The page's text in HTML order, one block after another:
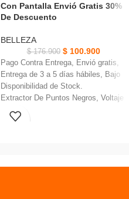
AGOT
ADO
NUEVO
Con Pantalla Envió Gratis 30%
De Descuento
BELLEZA
$176.900 $100.900
Pago Contra Entrega, Envió gratis,
Entrega de 3 a 5 días hábiles, Bajo
Disponibilidad de Stock.
Extractor De Puntos Negros, Voltaje
: Corriente continua 5V
Contiene 4 tipos de sondas de